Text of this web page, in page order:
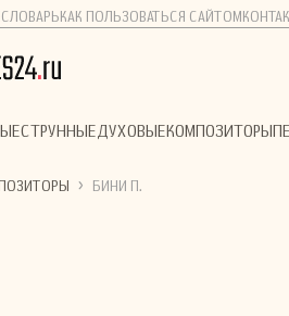
СЛОВАРЬ КАК ПОЛЬЗОВАТЬСЯ САЙТОМ
СТРУННЫЕДУХОВЫЕКОМПОЗИТОРЫ
› БИНИ П.